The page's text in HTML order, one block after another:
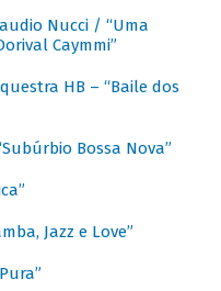
Nucci / “Uma
Caymmi”
HB – “Baile dos
Bossa Nova”
Jazz e Love”